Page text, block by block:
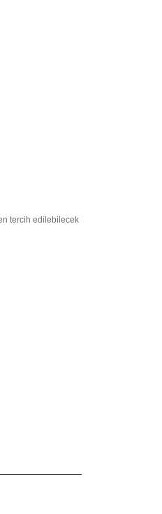
tercih edilebilecek